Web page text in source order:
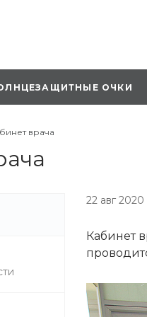
ОЧКИ
врача
22 авг 2020
Кабинет